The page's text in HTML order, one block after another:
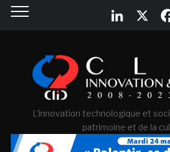
L'innovation technologique et
patrimoine et de la